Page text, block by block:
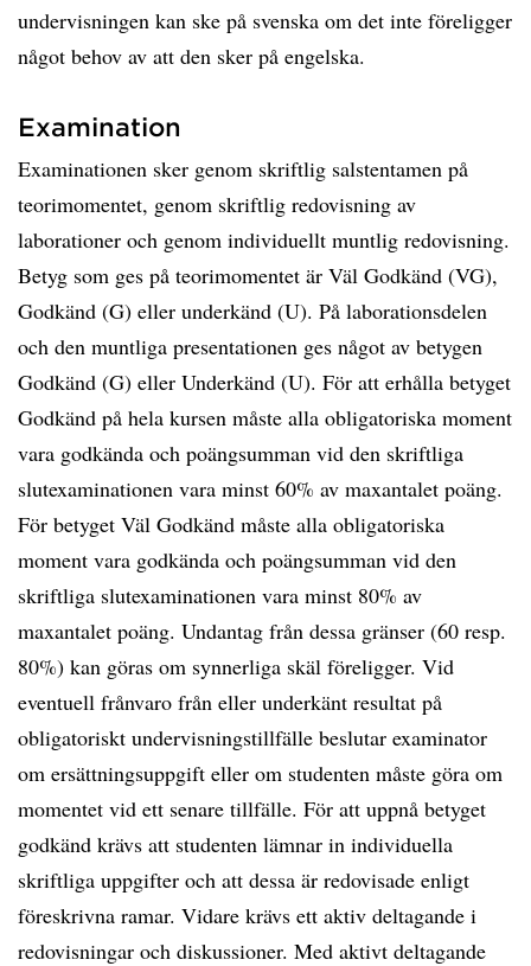
undervisningen kan ske på svenska om det inte föreligger
något behov av att den sker på engelska.
Examination
Examinationen sker genom skriftlig salstentamen på
teorimomentet, genom skriftlig redovisning av
laborationer och genom individuellt muntlig redovisning.
Betyg som ges på teorimomentet är Väl Godkänd (VG),
Godkänd (G) eller underkänd (U). På laborationsdelen
och den muntliga presentationen ges något av betygen
Godkänd (G) eller Underkänd (U). För att erhålla betyget
Godkänd på hela kursen måste alla obligatoriska moment
vara godkända och poängsumman vid den skriftliga
slutexaminationen vara minst 60% av maxantalet poäng.
För betyget Väl Godkänd måste alla obligatoriska
moment vara godkända och poängsumman vid den
skriftliga slutexaminationen vara minst 80% av
maxantalet poäng. Undantag från dessa gränser (60 resp.
80%) kan göras om synnerliga skäl föreligger. Vid
eventuell frånvaro från eller underkänt resultat på
obligatoriskt undervisningstillfälle beslutar examinator
om ersättningsuppgift eller om studenten måste göra om
momentet vid ett senare tillfälle. För att uppnå betyget
godkänd krävs att studenten lämnar in individuella
skriftliga uppgifter och att dessa är redovisade enligt
föreskrivna ramar. Vidare krävs ett aktiv deltagande i
redovisningar och diskussioner. Med aktivt deltagande